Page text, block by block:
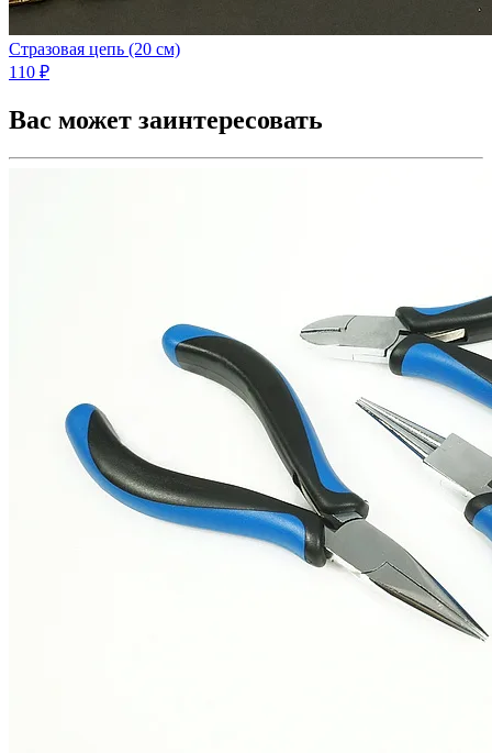
Стразовая цепь (20 см)
110 ₽
Вас может заинтересовать